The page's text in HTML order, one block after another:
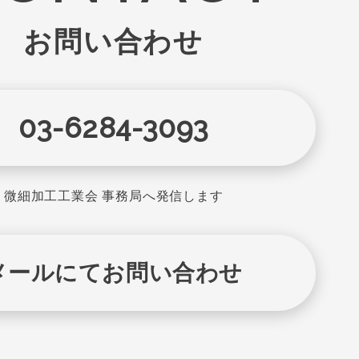
お問い合わせ
03-6284-3093
微細加工工業会 事務局へ発信します
ールにてお問い合わせ